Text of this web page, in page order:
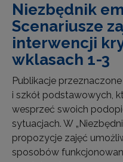
Niezbędnik
Scenariusze
interwencji
wklasach 1-3
Publikacje
i szkół podstawowych,
wesprzeć swoich
sytuacjach. W
propozycje zajęć
sposobów